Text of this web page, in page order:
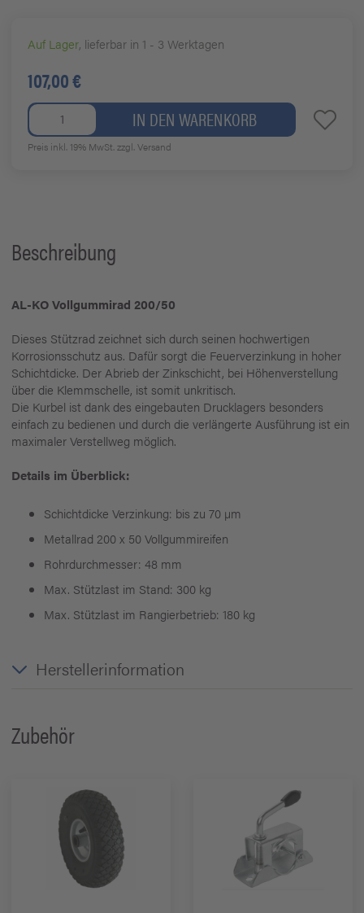
Auf Lager, lieferbar in 1 - 3 Werktagen
107,00 €
IN DEN WARENKORB
Preis inkl. 19% MwSt.zzgl. Versand
Beschreibung
AL-KO Vollgummirad 200/50
Dieses Stützrad zeichnet sich durch seinen hochwertigen
Korrosionsschutz aus. Dafür sorgt die Feuerverzinkung in hoher
Schichtdicke. Der Abrieb der Zinkschicht, bei Höhenverstellung
über die Klemmschelle, ist somit unkritisch.
Die Kurbel ist dank des eingebauten Drucklagers besonders
einfach zu bedienen und durch die verlängerte Ausführung ist ein
maximaler Verstellweg möglich.
Details im Überblick:
Schichtdicke Verzinkung: bis zu 70 µm
Metallrad 200 x 50 Vollgummireifen
Rohrdurchmesser: 48 mm
Max. Stützlast im Stand: 300 kg
Max. Stützlast im Rangierbetrieb: 180 kg
Herstellerinformation
Zubehör